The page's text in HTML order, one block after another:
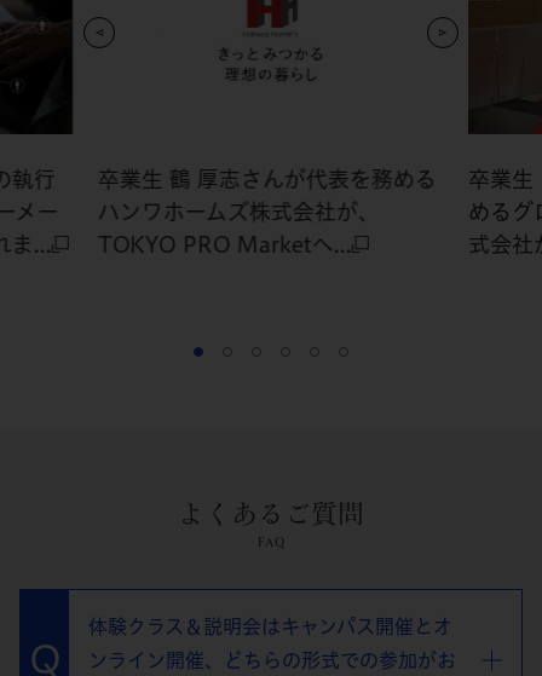
す。
執行
メー
...
卒業生 鶴 厚志さんが代表を務める
ハンワホームズ株式会社が、
TOKYO PRO Marketへ...
卒業生
めるグ
式会社
よくあるご質問
FAQ
体験クラス＆説明会はキャンパス開催とオ
ンライン開催、どちらの形式での参加がお